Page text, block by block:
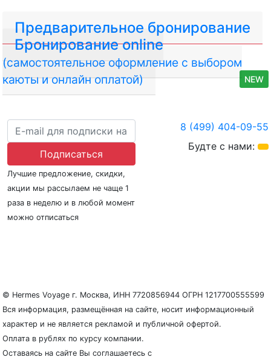
Предварительное бронирование
Бронирование online
(самостоятельное оформление с выбором
каюты и онлайн оплатой)
NEW
© Hermes Voyage г. Москва, ИНН 7720856944 ОГРН 1217700555599
Вся информация, размещённая на сайте, носит информационный
характер и не является рекламой и публичной офертой.
Оплата в рублях по курсу компании.
Оставаясь на сайте Вы соглашаетесь с
Подписаться
Лучшие предложение, скидки,
акции мы рассылаем не чаще 1
раза в неделю и в любой момент
можно отписаться
8 (499) 404-09-55
Будте с нами: